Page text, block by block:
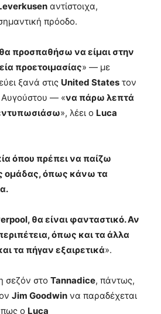
αντίστοιχα,
πρόοδο.
προσπαθήσω να είμαι στην
προετοιμασίας» — με
ξανά στις United States τον
Αυγούστου — «να πάρω λεπτά
», λέει ο Luca
όπου πρέπει να παίζω
ομάδας, όπως κάνω τα
θα είναι φανταστικό. Αν
όπως και τα άλλα
τα πήγαν εξαιρετικά».
σεζόν στο Tannadice, πάντως,
Jim Goodwin να παραδέχεται
ο Luca